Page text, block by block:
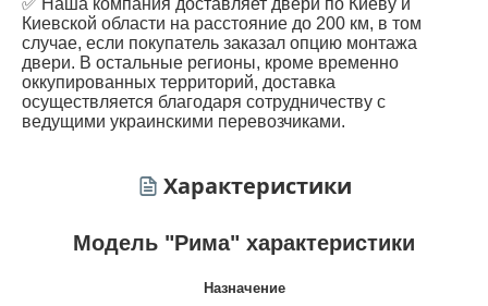
✅ Наша компания доставляет двери по Киеву и
Киевской области на расстояние до 200 км, в том
случае, если покупатель заказал опцию монтажа
двери. В остальные регионы, кроме временно
оккупированных территорий, доставка
осуществляется благодаря сотрудничеству с
ведущими украинскими перевозчиками.
Характеристики
Модель "Рима" характеристики
Назначение